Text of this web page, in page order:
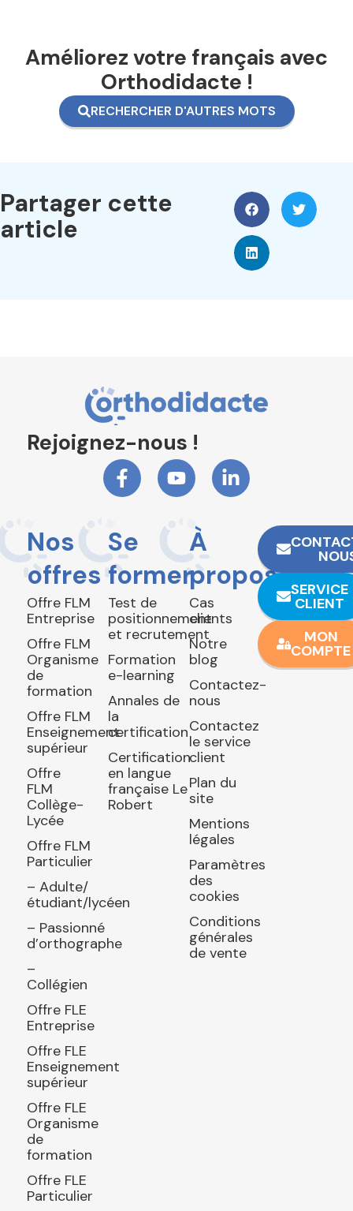
Améliorez votre français avec
Orthodidacte !
RECHERCHER D'AUTRES MOTS
Partager cette
article
Rejoignez-nous !
Nos
offres
Offre FLM
Entreprise
Offre FLM
Organisme
de
formation
Offre FLM
Enseignement
supérieur
Offre
FLM
Collège-
Lycée
Offre FLM
Particulier
– Adulte/
étudiant/lycéen
– Passionné
d’orthographe
–
Collégien
Offre FLE
Entreprise
Offre FLE
Enseignement
supérieur
Offre FLE
Organisme
de
formation
Offre FLE
Particulier
Se
former
Test de
positionnement
et recrutement
Formation
e-learning
Annales de
la
certification
Certification
en langue
française Le
Robert
À
propos
Cas
clients
Notre
blog
Contactez-
nous
Contactez
le service
client
Plan du
site
Mentions
légales
Paramètres
des
cookies
Conditions
générales
de vente
SERVICE
CLIENT
MON
COMPTE